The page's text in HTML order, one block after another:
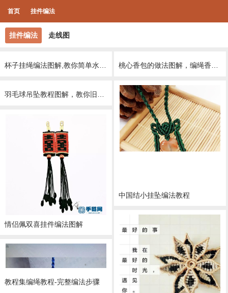
首页 挂件编法
挂件编法 走线图
中国结小挂坠编法教程
情侣佩双喜挂件编法图解
教程集编绳教程-完整编法步骤